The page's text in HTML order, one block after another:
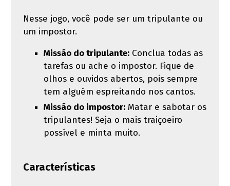
Nesse jogo, você pode ser um tripulante ou
um impostor.
Missão do tripulante:Conclua todas as
tarefas ou ache o impostor. Fique de
olhos e ouvidos abertos, pois sempre
tem alguém espreitando nos cantos.
Missão do impostor:Matar e sabotar os
tripulantes! Seja o mais traiçoeiro
possível e minta muito.
Características